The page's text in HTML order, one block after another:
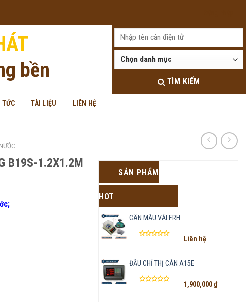
bền
TÌM KIẾM
TÀI LIỆU LIÊN HỆ
B19S-1.2X1.2M
SẢN PHẨM
HOT
CÂN MẪU VẢI FRH
hạng
5
Liên hệ
ĐẦU CHỈ THỊ CÂN A15E
1,900,000₫